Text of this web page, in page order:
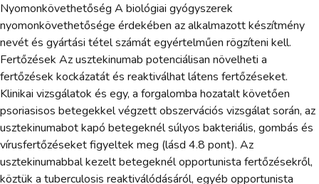
Nyomonkövethetőség A biológiai gyógyszerek
nyomonkövethetősége érdekében az alkalmazott készítmény
nevét és gyártási tétel számát egyértelműen rögzíteni kell.
Fertőzések Az usztekinumab potenciálisan növelheti a
fertőzések kockázatát és reaktiválhat látens fertőzéseket.
Klinikai vizsgálatok és egy, a forgalomba hozatalt követően
psoriasisos betegekkel végzett obszervációs vizsgálat során, az
usztekinumabot kapó betegeknél súlyos bakteriális, gombás és
vírusfertőzéseket figyeltek meg (lásd 4.8 pont). Az
usztekinumabbal kezelt betegeknél opportunista fertőzésekről,
köztük a tuberculosis reaktiválódásáról, egyéb opportunista